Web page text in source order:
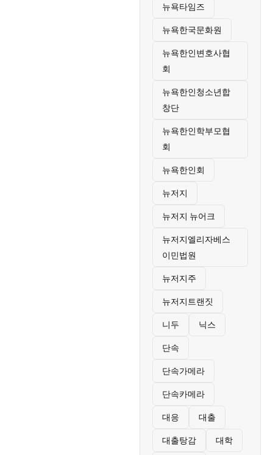
뉴욕타임즈
뉴욕한국문화원
뉴욕한인변호사협
회
뉴욕한인청소년합
창단
뉴욕한인학부모협
회
뉴욕한인회
뉴저지
뉴저지 뉴어크
뉴저지엘리자베스
이민법원
뉴저지주
뉴저지트랜짓
니두 닉스
단속
단속가메라
단속카메라
대응 대출
대출탕감 대학